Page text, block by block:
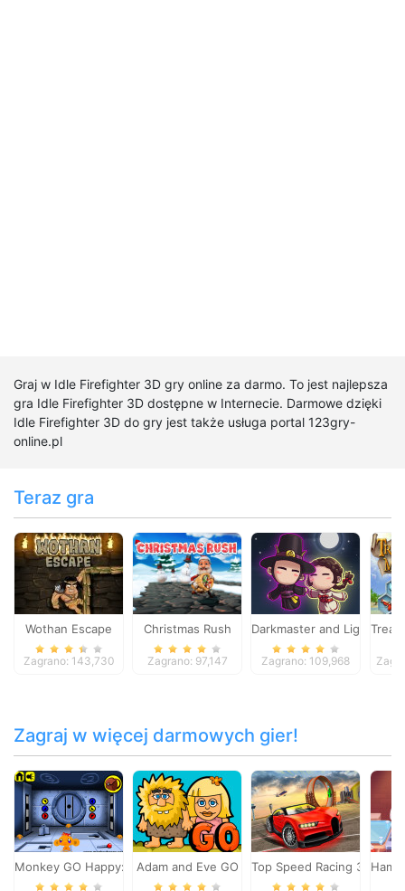
Graj w Idle Firefighter 3D gry online za darmo. To jest najlepsza
gra Idle Firefighter 3D dostępne w Internecie. Darmowe dzięki
Idle Firefighter 3D do gry jest także usługa portal 123gry-
online.pl
Teraz gra
Wothan Escape
Zagrano: 143,730
Christmas Rush
Zagrano: 97,147
Darkmaster and
Zagrano: 109,968
Zagraj w więcej darmowych gier!
Monkey GO Happy: Stage 1Adam and Eve GO Top Speed Racing 3D